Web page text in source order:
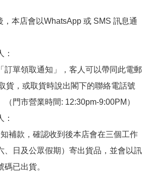
，本店會以WhatsApp 或 SMS 訊息通
訂單領取通知」，客人可以帶同此電郵
貨，或取貨時說出閣下的聯絡電話號
門市營業時間: 12:30pm-9:00PM）
補款，確認收到後本店會在三個工作
、日及公眾假期）寄出貨品，並會以訊
已出貨。